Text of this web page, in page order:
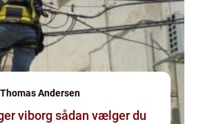
Thomas Andersen
sådan vælger du